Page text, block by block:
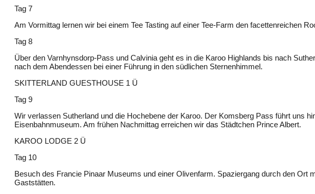
Tag 7
Am Vormittag lernen wir bei einem Tee Tasting auf einer Tee-Farm den facettenreichen
Tag 8
Über den Varnhynsdorp-Pass und Calvinia geht es in die Karoo Highlands bis nach
nach dem Abendessen bei einer Führung in den südlichen Sternenhimmel.
SKITTERLAND GUESTHOUSE 1 Ü
Tag 9
Wir verlassen Sutherland und die Hochebene der Karoo. Der Komsberg Pass führt uns
Eisenbahnmuseum. Am frühen Nachmittag erreichen wir das Städtchen Prince Albert.
KAROO LODGE 2 Ü
Tag 10
Besuch des Francie Pinaar Museums und einer Olivenfarm. Spaziergang durch den
Gaststätten.